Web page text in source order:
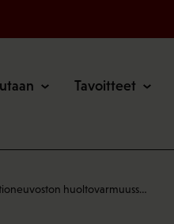
Tavoitteet
huoltovarmuuss…